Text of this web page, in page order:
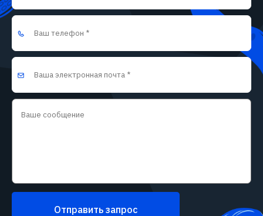
Отправить запрос